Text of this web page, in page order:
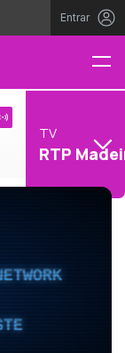
Entrar
TV
RTP